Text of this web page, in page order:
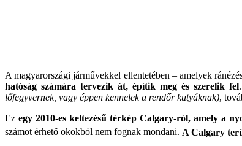
A magyarországi járművekkel ellentetében – amelyek
hatóság számára tervezik át, építik meg és szerelik fel
lőfegyvernek, vagy éppen kennelek a rendőr kutyáknak),
Ez egy 2010-es keltezésű térkép Calgary-ról, amely a
számot érhető okokból nem fognak mondani. A Calgary